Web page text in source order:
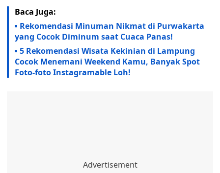
Baca Juga:
Rekomendasi Minuman Nikmat di Purwakarta
yang Cocok Diminum saat Cuaca Panas!
5 Rekomendasi Wisata Kekinian di Lampung
Cocok Menemani Weekend Kamu, Banyak Spot
Foto-foto Instagramable Loh!